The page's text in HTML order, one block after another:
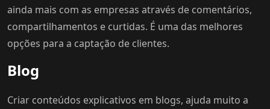
ainda mais com as empresas através de comentários,
compartilhamentos e curtidas. É uma das melhores
opções para a captação de clientes.
Blog
Criar conteúdos explicativos em blogs, ajuda muito a